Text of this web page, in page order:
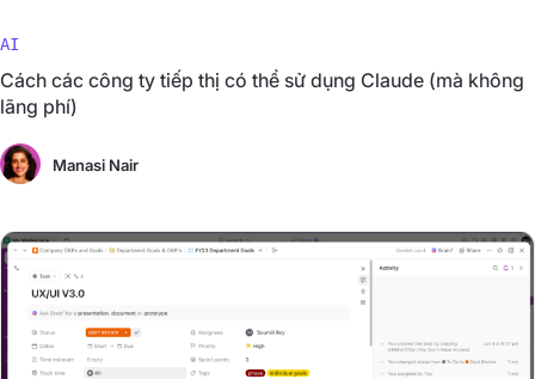
AI
Cách các công ty tiếp thị có thể sử dụng Claude (mà không
lãng phí)
Manasi Nair